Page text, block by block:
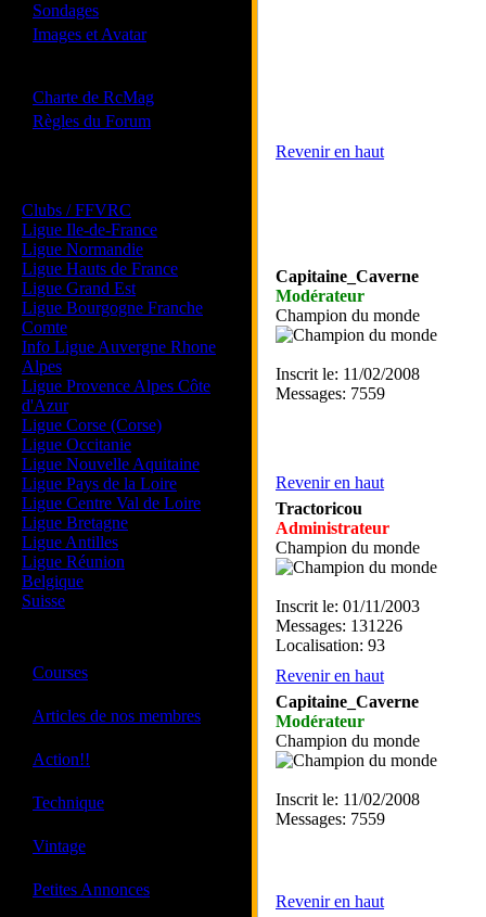
Sondages
Images et Avatar
Charte de RcMag
Règles du Forum
Clubs / FFVRC
Ligue Ile-de-France
Ligue Normandie
Ligue Hauts de France
Ligue Grand Est
Ligue Bourgogne Franche
Comte
Info Ligue Auvergne Rhone
Alpes
Ligue Provence Alpes Côte
d'Azur
Ligue Corse (Corse)
Ligue Occitanie
Ligue Nouvelle Aquitaine
Ligue Pays de la Loire
Ligue Centre Val de Loire
Ligue Bretagne
Ligue Antilles
Ligue Réunion
Belgique
Suisse
Courses
Articles de nos membres
Action!!
Technique
Vintage
Petites Annonces
Revenir en haut
Capitaine_Caverne
Modérateur
Champion du monde
Inscrit le: 11/02/2008
Messages: 7559
Revenir en haut
Tractoricou
Administrateur
Champion du monde
Inscrit le: 01/11/2003
Messages: 131226
Localisation: 93
Revenir en haut
Capitaine_Caverne
Modérateur
Champion du monde
Inscrit le: 11/02/2008
Messages: 7559
Revenir en haut